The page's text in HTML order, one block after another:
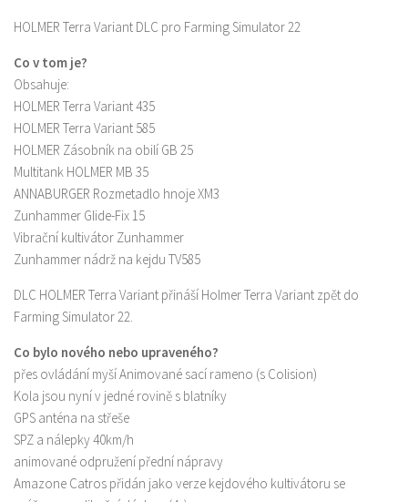
HOLMER Terra Variant DLC pro Farming Simulator 22
Co v tom je?
Obsahuje:
HOLMER Terra Variant 435
HOLMER Terra Variant 585
HOLMER Zásobník na obilí GB 25
Multitank HOLMER MB 35
ANNABURGER Rozmetadlo hnoje XM3
Zunhammer Glide-Fix 15
Vibrační kultivátor Zunhammer
Zunhammer nádrž na kejdu TV585
DLC HOLMER Terra Variant přináší Holmer Terra Variant zpět do
Farming Simulator 22.
Co bylo nového nebo upraveného?
přes ovládání myší Animované sací rameno (s Colision)
Kola jsou nyní v jedné rovině s blatníky
GPS anténa na střeše
SPZ a nálepky 40km/h
animované odpružení přední nápravy
Amazone Catros přidán jako verze kejdového kultivátoru se